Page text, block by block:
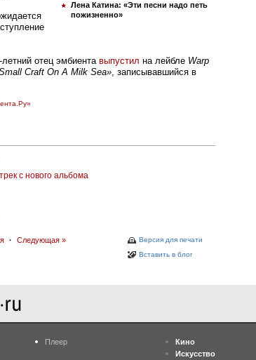
Лена Катина: «Эти песни надо петь
пожизненно»
отец эмбиента выпустил на лейбле Warp
Craft On A Milk Sea», записывавшийся в
с нового альбома
Версия для печати
Вставить в блог
· Следующая »
Плеер
Кино
Искусство